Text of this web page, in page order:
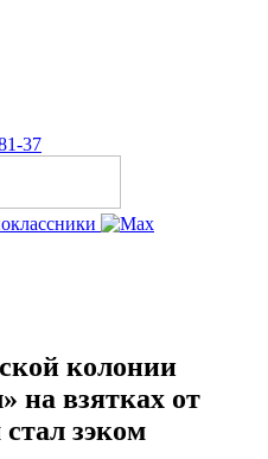
37
колонии
на взятках от
зэком